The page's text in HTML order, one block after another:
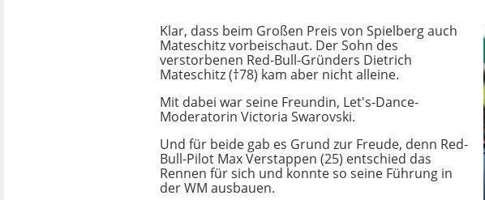
Klar, dass beim Großen Preis von Spielberg auch
Mateschitz vorbeischaut. Der Sohn des
verstorbenen Red-Bull-Gründers Dietrich
Mateschitz (†78) kam aber nicht alleine.
Mit dabei war seine Freundin, Let's-Dance-
Moderatorin Victoria Swarovski.
Und für beide gab es Grund zur Freude, denn Red-
Bull-Pilot Max Verstappen (25) entschied das
Rennen für sich und konnte so seine Führung in
der WM ausbauen.